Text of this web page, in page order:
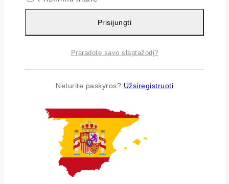
Airija
Prisijungti
Praradote savo slaptažodį?
Neturite paskyros? Užsiregistruoti